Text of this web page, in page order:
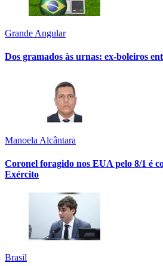
Grande Angular
Dos gramados às urnas: ex-boleiros
Manoela Alcântara
Coronel foragido nos EUA pelo 8/1 é
Exército
Brasil